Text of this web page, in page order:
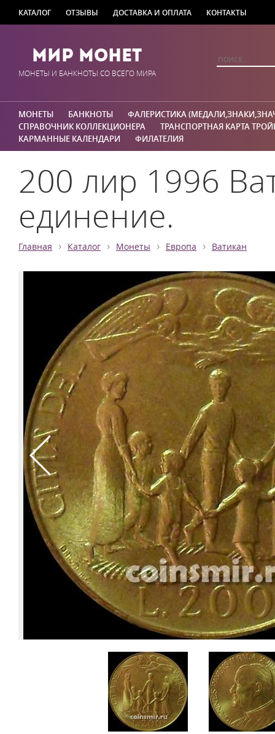
КАТАЛОГ ОТЗЫВЫ ДОСТАВКА И ОПЛАТА КОНТАКТЫ
Мир Монет
МОНЕТЫ И БАНКНОТЫ СО ВСЕГО МИРА
МОНЕТЫ БАНКНОТЫ
ФАЛЕРИСТИКА
СПРАВОЧНИК КОЛЛЕКЦИОНЕРА
ТРАНСПОРТНАЯ КАРТА
КАРМАННЫЕ КАЛЕНДАРИ
ФИЛАТЕЛИЯ
200 лир 1996
единение.
Главная › Каталог › Монеты › Европа › Ватикан